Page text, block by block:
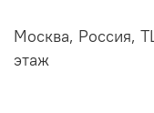
Москва, Россия,
этаж